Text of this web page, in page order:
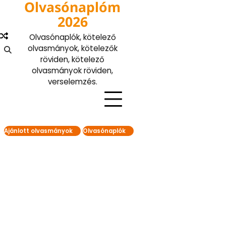
content
Olvasónaplóm
2026
Olvasónaplók, kötelező
olvasmányok, kötelezők
röviden, kötelező
olvasmányok röviden,
verselemzés.
Ajánlott olvasmányok Olvasónaplók